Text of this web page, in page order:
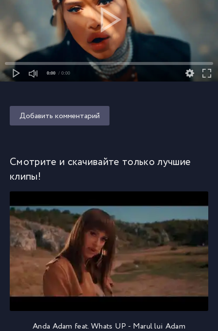
0:00 / 0:00
Добавить комментарий
Смотрите и скачивайте только лучшие
клипы!
Anda Adam feat. Whats UP - Marul lui Adam